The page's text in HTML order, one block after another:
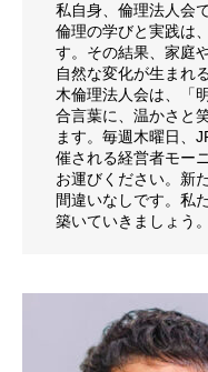
県内ネットワー
入会の流れ
会員専用ページ
お問い合せ
私自身、倫理法人会
倫理の学びと実践は
す。その結果、家庭
自然な変化が生まれ
木倫理法人会は、「
合言葉に、温かさと
ます。毎週木曜日、
催される経営者モー
お運びください。新
間違いなしです。私
築いていきましょう。